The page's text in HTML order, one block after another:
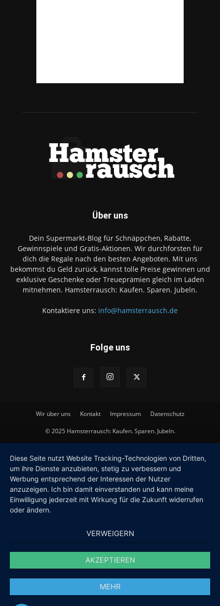
Über uns
Dein Supermarkt-Blog für Schnäppchen, Rabatte,
Gewinnspiele und Gratis-Aktionen. Wir durchforsten für
dich die Regale nach den besten Angeboten. Mit uns
bekommst du Geld zurück, kannst tolle Preise gewinnen und
exklusive Geschenke oder Treueprämien gleich im Laden
mitnehmen. Hamsterrausch: Kaufen. Sparen. Jubeln.
Kontaktiere uns: info@hamsterrausch.de
Folge uns
Wir über uns Kontakt Impressum Datenschutz
© 2025 Hamsterrausch: Kaufen. Sparen. Jubeln.
Diese Seite nutzt Website Tracking-Technologien von Dritten,
um ihre Dienste anzubieten, stetig zu verbessern und
Werbung entsprechend der Interessen der Nutzer
anzuzeigen. Ich bin damit einverstanden und kann meine
Einwilligung jederzeit mit Wirkung für die Zukunft widerrufen
oder ändern.
VERWEIGERN
AKZEPTIEREN
MEHR